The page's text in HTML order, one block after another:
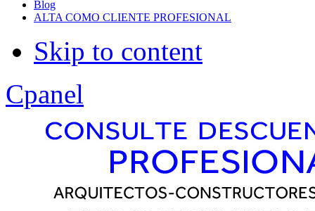
Blog
ALTA COMO CLIENTE PROFESIONAL
Skip to content
Dropline
Split
Cpanel